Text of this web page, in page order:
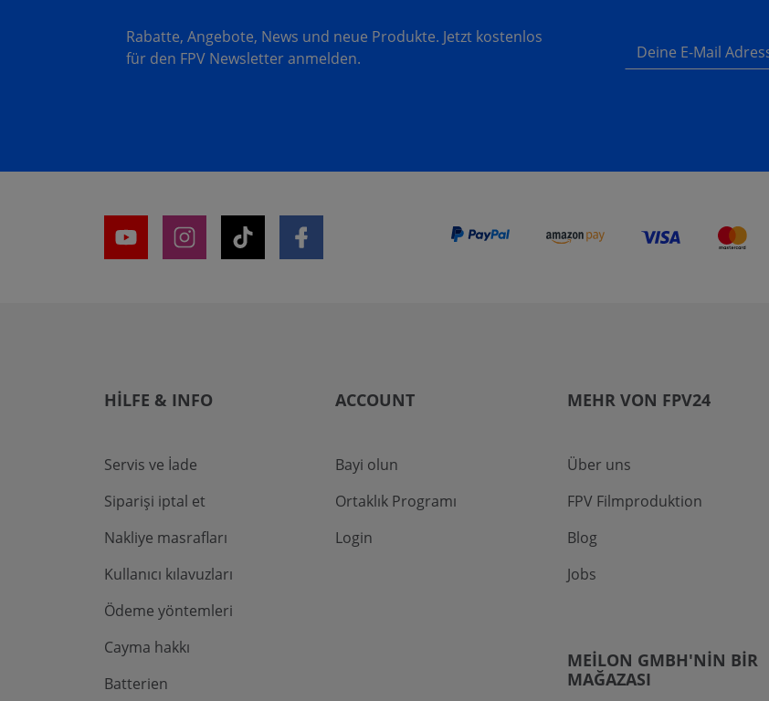
Rabatte, Angebote, News und neue Produkte. Jetzt kostenlos
für den FPV Newsletter anmelden.
Deine E-Mail Adresse
HILFE & INFO
Servis ve İade
Siparişi iptal et
Nakliye masrafları
Kullanıcı kılavuzları
Ödeme yöntemleri
Cayma hakkı
Batterien
ACCOUNT
Bayi olun
Ortaklık Programı
Login
MEHR VON FPV24
Über uns
FPV Filmproduktion
Blog
Jobs
MEILON GMBH'NIN BIR
MAĞAZASI